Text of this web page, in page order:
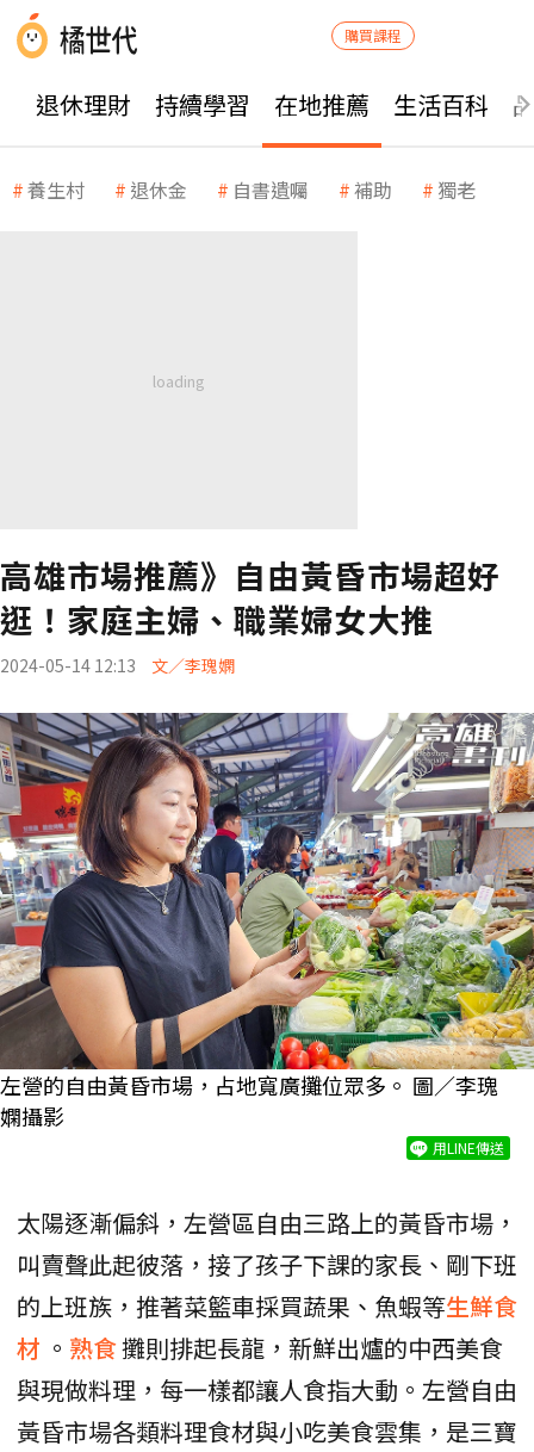
購買課程
退休理財 持續學習 在地推薦 生活百科
養生村 退休金 自書遺囑 補助 獨老
高雄市場推薦》自由黃昏市場超好
逛！家庭主婦、職業婦女大推
2024-05-14 12:13 文／李瑰嫻
左營的自由黃昏市場，占地寬廣攤位眾多。 圖／李瑰
嫻攝影
用LINE傳送
太陽逐漸偏斜，左營區自由三路上的黃昏市場，
叫賣聲此起彼落，接了孩子下課的家長、剛下班
的上班族，推著菜籃車採買蔬果、魚蝦等生鮮食
材 。 熟食攤則排起長龍，新鮮出爐的中西美食
與現做料理，每一樣都讓人食指大動。左營自由
黃昏市場各類料理食材與小吃美食雲集，是三寶